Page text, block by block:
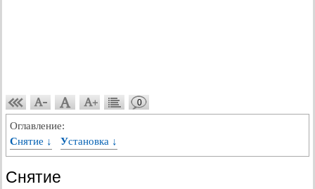
0
Оглавление:
Снятие ↓
Установка ↓
Снятие